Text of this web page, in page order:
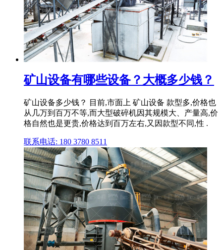
矿山设备有哪些设备？大概多少钱？
矿山设备多少钱？ 目前,市面上 矿山设备 款型多,价格也
从几万到百万不等,而大型破碎机因其规模大、产量高,价
格自然也是更贵,价格达到百万左右,又因款型不同,性 .
联系电话: 180 3780 8511